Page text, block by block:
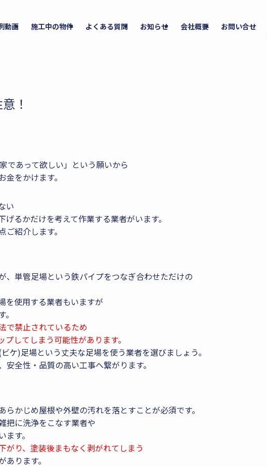
動画 施工中の物件 よくある質問 お知らせ 会社概要 お問い合せ
！
であって欲しい」という願いから
をかけます。
い
るかだけを考えて作業する業者がいます。
紹介します。
、単管足場という鉄パイプをつなぎ合わせただけの
を使用する業者もいますが
で禁止されているため
してしまう可能性があります。
ケ)足場という丈夫な足場を使う業者を選びましょう。
全性・品質の高い工事へ繋がります。
かじめ屋根や外壁の汚れを落とすことが必須です。
把に洗浄をこなす業者や
す。
がり、塗装後まもなく剥がれてしまう
あります。